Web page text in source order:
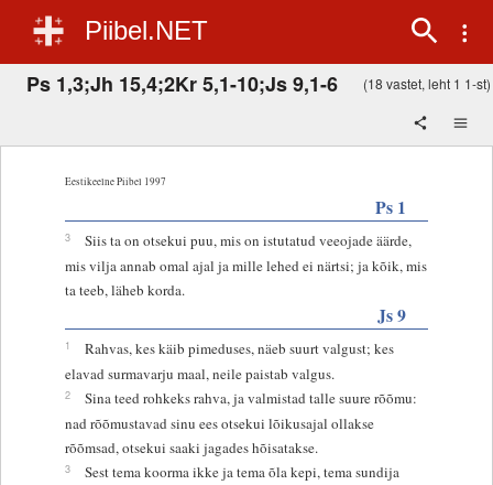
Piibel.NET
Ps 1,3;Jh 15,4;2Kr 5,1-10;Js 9,1-6 (18 vastet, leht 1 1-st)
Eestikeelne Piibel 1997
Ps 1
3
Siis ta on otsekui puu, mis on istutatud veeojade äärde,
mis vilja annab omal ajal ja mille lehed ei närtsi; ja kõik, mis
ta teeb, läheb korda.
Js 9
1
Rahvas, kes käib pimeduses, näeb suurt valgust; kes
elavad surmavarju maal, neile paistab valgus.
2
Sina teed rohkeks rahva, ja valmistad talle suure rõõmu:
nad rõõmustavad sinu ees otsekui lõikusajal ollakse
rõõmsad, otsekui saaki jagades hõisatakse.
3
Sest tema koorma ikke ja tema õla kepi, tema sundija